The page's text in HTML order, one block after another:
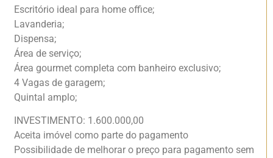
Escritório ideal para home office;
Lavanderia;
Dispensa;
Área de serviço;
Área gourmet completa com banheiro exclusivo;
4 Vagas de garagem;
Quintal amplo;
INVESTIMENTO: 1.600.000,00
Aceita imóvel como parte do pagamento
Possibilidade de melhorar o preço para pagamento sem